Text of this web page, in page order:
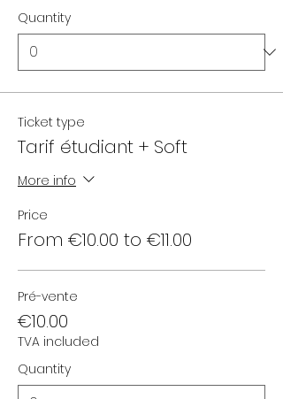
Quantity
Ticket type
Tarif étudiant + Soft
More info
Price
From €10.00 to €11.00
Pré-vente
€10.00
TVA included
Quantity